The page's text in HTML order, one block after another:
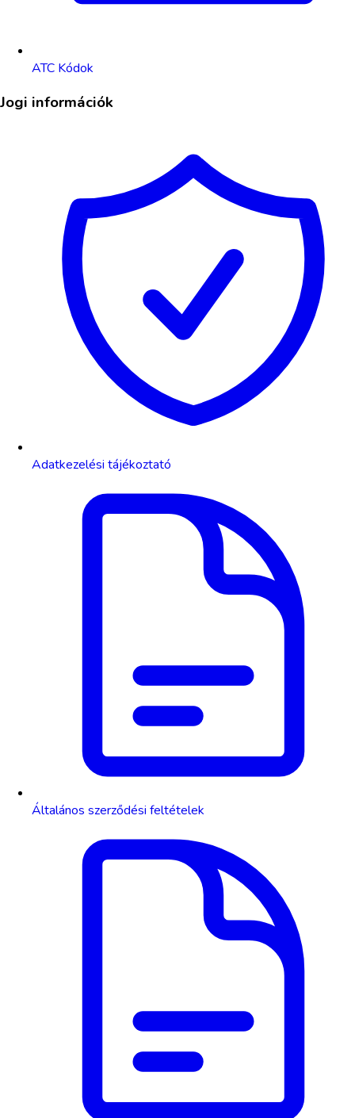
ATC Kódok
Jogi információk
Adatkezelési tájékoztató
Általános szerződési feltételek